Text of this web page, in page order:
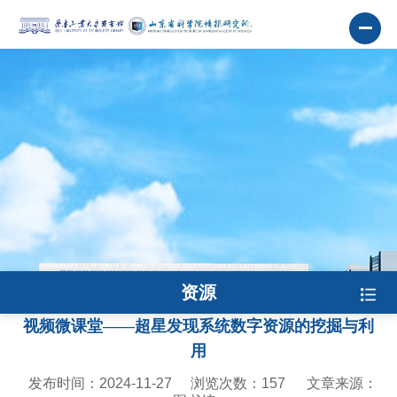
资源
视频微课堂——超星发现系统数字资源的挖掘与利
用
发布时间：2024-11-27 浏览次数： 157
文章来源：